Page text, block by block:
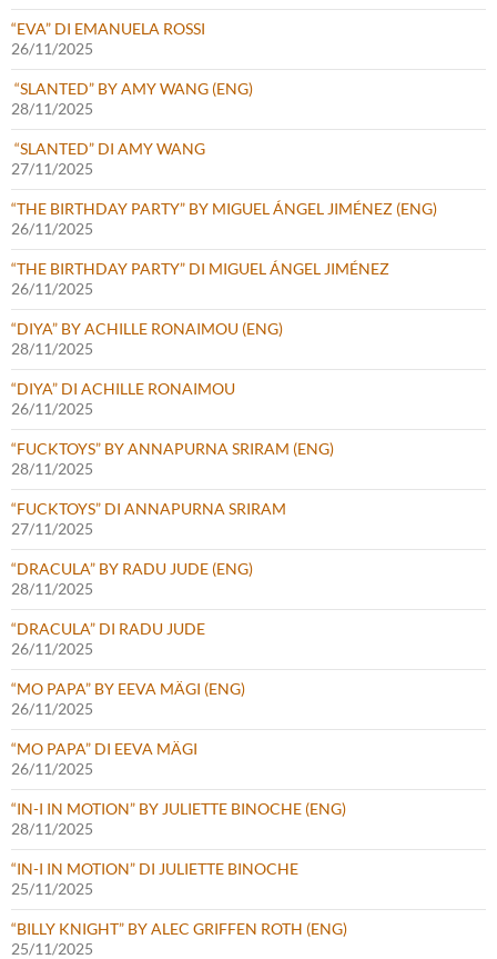
“EVA” DI EMANUELA ROSSI
26/11/2025
“SLANTED” BY AMY WANG (ENG)
28/11/2025
“SLANTED” DI AMY WANG
27/11/2025
“THE BIRTHDAY PARTY” BY MIGUEL ÁNGEL JIMÉNEZ (ENG)
26/11/2025
“THE BIRTHDAY PARTY” DI MIGUEL ÁNGEL JIMÉNEZ
26/11/2025
“DIYA” BY ACHILLE RONAIMOU (ENG)
28/11/2025
“DIYA” DI ACHILLE RONAIMOU
26/11/2025
“FUCKTOYS” BY ANNAPURNA SRIRAM (ENG)
28/11/2025
“FUCKTOYS” DI ANNAPURNA SRIRAM
27/11/2025
“DRACULA” BY RADU JUDE (ENG)
28/11/2025
“DRACULA” DI RADU JUDE
26/11/2025
“MO PAPA” BY EEVA MÄGI (ENG)
26/11/2025
“MO PAPA” DI EEVA MÄGI
26/11/2025
“IN-I IN MOTION” BY JULIETTE BINOCHE (ENG)
28/11/2025
“IN-I IN MOTION” DI JULIETTE BINOCHE
25/11/2025
“BILLY KNIGHT” BY ALEC GRIFFEN ROTH (ENG)
25/11/2025